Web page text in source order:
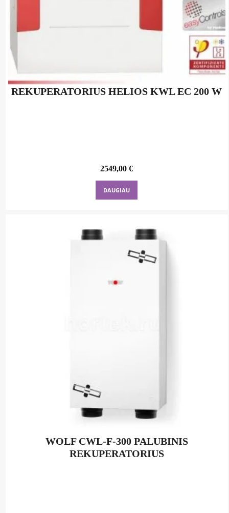
REKUPERATORIUS HELIOS KWL EC 200 W
2549,00€
DAUGIAU
WOLF CWL-F-300 PALUBINIS
REKUPERATORIUS